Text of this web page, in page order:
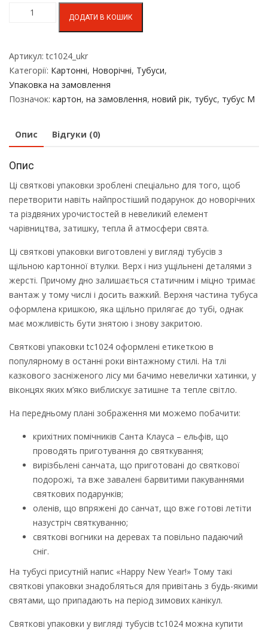
ДОДАТИ В КОШИК
Артикул:tc1024_ukr
Категорії: Картонні, Новорічні, Тубуси,
Упаковка на замовлення
Позначок: картон, на замовлення, новий рік, тубус, тубус M
Опис Відгуки (0)
Опис
Ці святкові упаковки зроблені спеціально для того, щоб
перетворити навіть найпростіший подарунок до новорічних
та різдвяних урочистостей в невеликий елемент
чарівництва, затишку, тепла й атмосфери свята.
Ці святкові упаковки виготовлені у вигляді тубусів з
щільною картонної втулки. Верх і низ ущільнені деталями з
жерсті. Причому дно залишається статичним і міцно тримає
вантаж у тому числі і досить важкий. Верхня частина тубуса
оформлена кришкою, яка щільно прилягає до тубі, однак
має можливість бути знятою і знову закритою.
Святкові упаковки tc1024 оформлені етикеткою в
популярному в останні роки вінтажному стилі. На тлі
казкового засніженого лісу ми бачимо невелички хатинки, у
віконцях яких м’яко виблискує затишне та тепле світло.
На передньому плані зображення ми можемо побачити:
крихітних помічників Санта Клауса – ельфів, що
проводять приготування до святкування;
вирізбьлені санчата, що приготовані до святкової
подорожі, та вже завалені барвитими пакуваннями
святкових подарунків;
оленів, що впряжені до санчат, що вже готові летіти
назустріч святкуванню;
святкові вогники на деревах та повільно падаючий
сніг.
На тубусі присутній напис «Happy New Year!» Тому такі
святкові упаковки знадобляться для привітань з будь-якими
святами, що припадають на період зимових канікул.
Святкові упаковки у вигляді тубусів tc1024 можна купити